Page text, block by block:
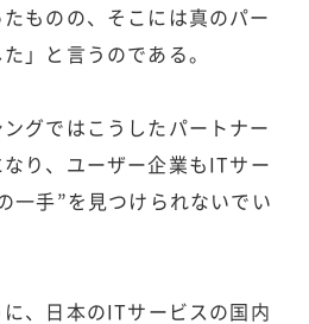
ものの、そこには真のパー
」と言うのである。
グではこうしたパートナー
り、ユーザー企業もITサー
一手”を見つけられないでい
、日本のITサービスの国内